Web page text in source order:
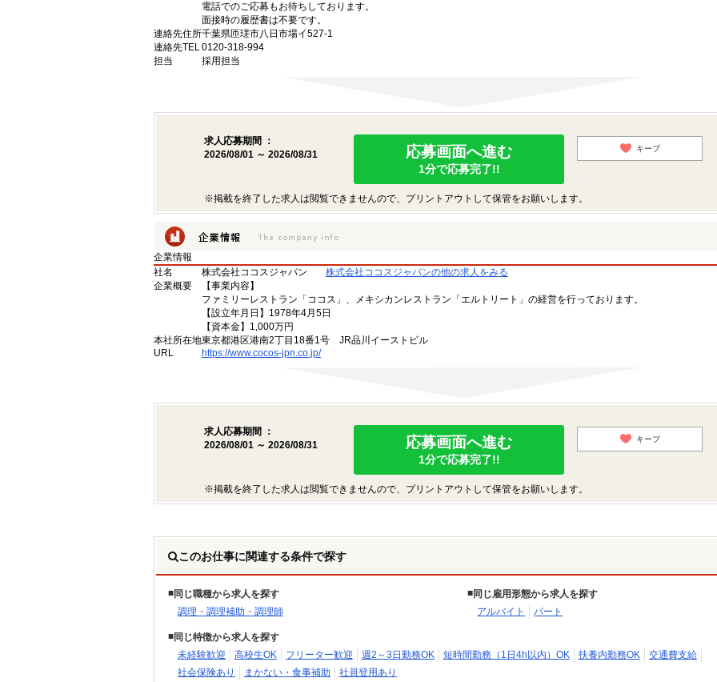
電話でのご応募もお待ちしております。
面接時の履歴書は不要です。
連絡先住所千葉県匝瑳市八日市場イ527-1
連絡先TEL0120-318-994
担当
採用担当
求人応募期間 ：
2026/08/01 ～ 2026/08/31
応募画面へ進む
1分で応募完了!!
キープ
※掲載を終了した求人は閲覧できませんので、プリントアウトして保管をお願いします。
企業情報
社名
株式会社ココスジャパン
株式会社ココスジャパンの他の求人をみる
企業概要
【事業内容】
ファミリーレストラン「ココス」、メキシカンレストラン「エルトリート」の経営を行っております。
【設立年月日】1978年4月5日
【資本金】1,000万円
本社所在地東京都港区港南2丁目18番1号 JR品川イーストビル
URL
https://www.cocos-jpn.co.jp/
求人応募期間 ：
2026/08/01 ～ 2026/08/31
応募画面へ進む
1分で応募完了!!
キープ
※掲載を終了した求人は閲覧できませんので、プリントアウトして保管をお願いします。
このお仕事に関連する条件で探す
同じ職種から求人を探す
調理・調理補助・調理師
同じ雇用形態から求人を探す
アルバイト
パート
同じ特徴から求人を探す
未経験歓迎
高校生OK フリーター歓迎 週2～3日勤務OK 短時間勤務（1日4h以内）OK 扶養内勤務OK
交通費支給
社会保険あり
まかない・食事補助 社員登用あり